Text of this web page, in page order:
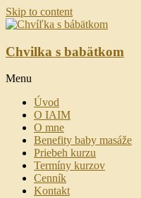
Skip to content
Chvilka s babätkom
Menu
Úvod
O IAIM
O mne
Benefity baby masáže
Priebeh kurzu
Termíny kurzov
Cenník
Kontakt